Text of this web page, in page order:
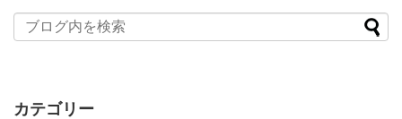
カテゴリー